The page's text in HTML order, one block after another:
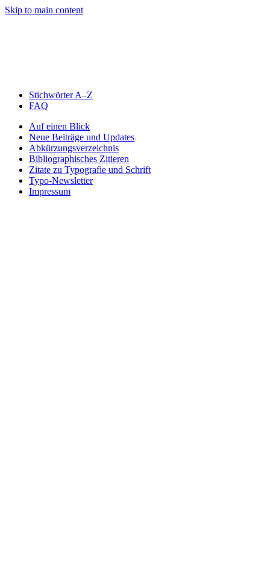
Skip to main content
Stichwörter A–Z
FAQ
Auf einen Blick
Neue Beiträge und Updates
Abkürzungsverzeichnis
Bibliographisches Zitieren
Zitate zu Typografie und Schrift
Typo-Newsletter
Impressum